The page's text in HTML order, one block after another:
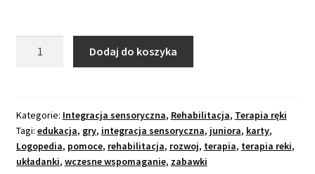
SPORT
MASAŻU
MAROLA
30
CM
Dodaj do koszyka
Kategorie: Integracja sensoryczna, Rehabilitacja, Terapia ręki
Tagi: edukacja, gry, integracja sensoryczna, juniora, karty,
Logopedia, pomoce, rehabilitacja, rozwoj, terapia, terapia reki,
układanki, wczesne wspomaganie, zabawki